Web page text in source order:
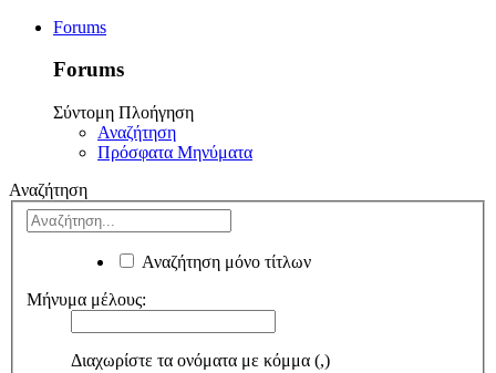
Forums
Forums
Σύντομη Πλοήγηση
Αναζήτηση
Πρόσφατα Μηνύματα
Αναζήτηση
Αναζήτηση μόνο τίτλων
Μήνυμα μέλους:
Διαχωρίστε τα ονόματα με κόμμα (,)